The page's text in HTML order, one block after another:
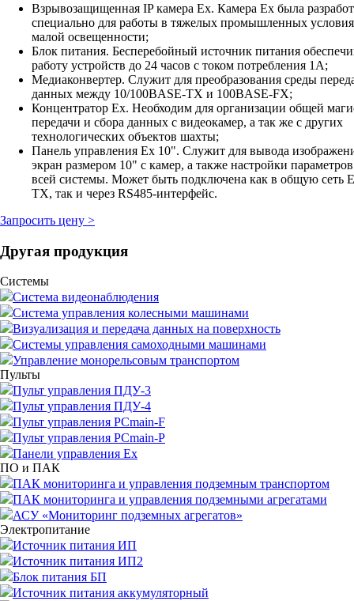
Взрывозащищенная IP камера Ех. Камера Ех была
специально для работы в тяжелых промышленных
малой освещенности;
Блок питания. Бесперебойный источник питания
работу устройств до 24 часов с током потребления 1А;
Медиаконвертер. Служит для преобразования среды
данных между 10/100BASE-TX и 100BASE-FX;
Концентратор Ex. Необходим для организации общей
передачи и сбора данных с видеокамер, а так же с других
технологических объектов шахты;
Панель управления Ex 10". Служит для вывода
экран размером 10" с камер, а также настройки
всей системы. Может быть подключена как в общую сеть
TX, так и через RS485-интерфейс.
Запросить цену >
Другая продукция
Системы
Система видеонаблюдения
Система управления колесными машинами
Визуализация и передача данных на поверхность
Системы управления самоходными машинами
Управление монорельсовым транспортом
Пульты
Пульт управления ПДУ-3
Пульт управления ПДУ-4
Пульт управления PCmain-F
Пульт управления PCmain-P
Панели управления Ex
ПО и ПАК
ПАК мониторинга и управления подземным транспортом
ПАК мониторинга и управления подземными агрегатами
АСУ «Мониторинг подземных агрегатов»
Электропитание
Источник питания ИП
Источник питания ИП2
Блок питания БП
Источник питания аккумуляторный